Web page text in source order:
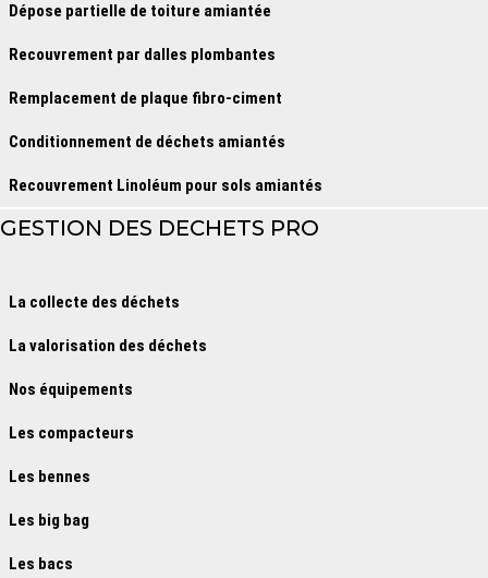
Dépose partielle de toiture amiantée
Recouvrement par dalles plombantes
Remplacement de plaque fibro-ciment
Conditionnement de déchets amiantés
Recouvrement Linoléum pour sols amiantés
GESTION DES DECHETS PRO
La collecte des déchets
La valorisation des déchets
Nos équipements
Les compacteurs
Les bennes
Les big bag
Les bacs